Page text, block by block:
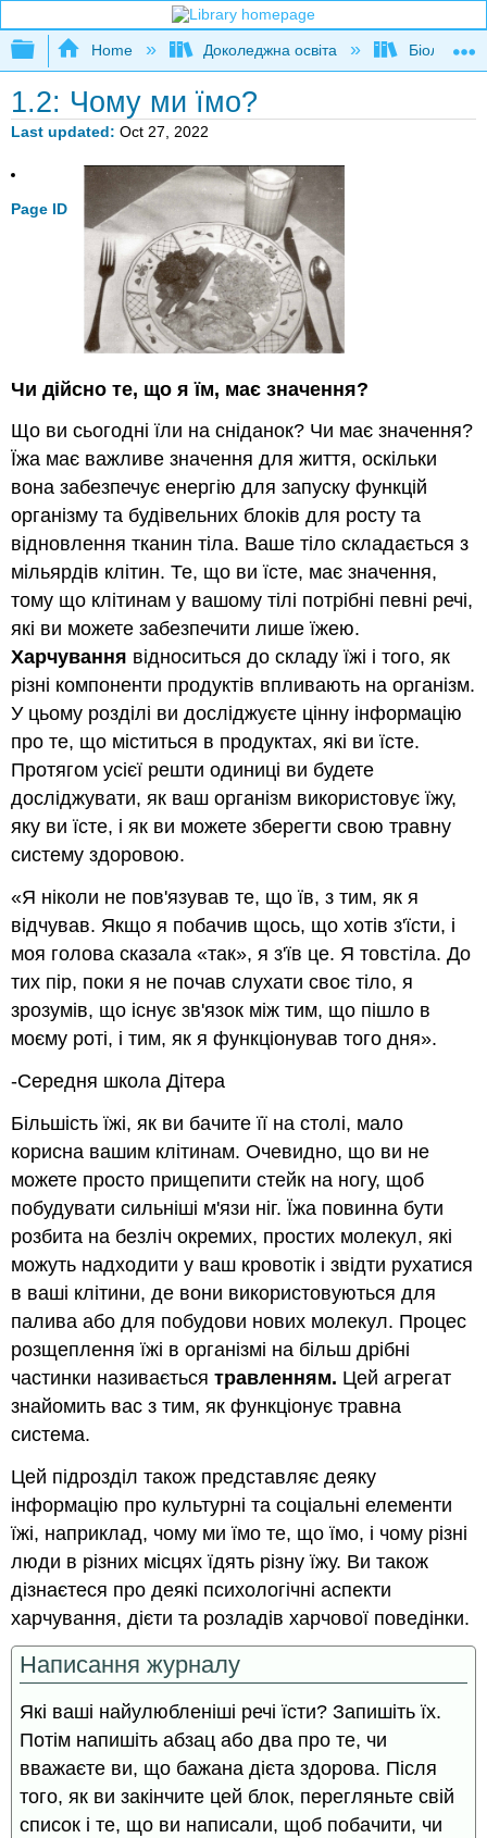
Expand/collapse global hierarchy
Home Доколеджна освіта Біологія
1.2: Чому ми їмо?
Last updated Oct 27, 2022
Page ID
Чи дійсно те, що я їм, має значення?
Що ви сьогодні їли на сніданок? Чи має значення?
Їжа має важливе значення для життя, оскільки
вона забезпечує енергію для запуску функцій
організму та будівельних блоків для росту та
відновлення тканин тіла. Ваше тіло складається з
мільярдів клітин. Те, що ви їсте, має значення,
тому що клітинам у вашому тілі потрібні певні речі,
які ви можете забезпечити лише їжею.
Харчування відноситься до складу їжі і того, як
різні компоненти продуктів впливають на організм.
У цьому розділі ви досліджуєте цінну інформацію
про те, що міститься в продуктах, які ви їсте.
Протягом усієї решти одиниці ви будете
досліджувати, як ваш організм використовує їжу,
яку ви їсте, і як ви можете зберегти свою травну
систему здоровою.
«Я ніколи не пов'язував те, що їв, з тим, як я
відчував. Якщо я побачив щось, що хотів з'їсти, і
моя голова сказала «так», я з'їв це. Я товстіла. До
тих пір, поки я не почав слухати своє тіло, я
зрозумів, що існує зв'язок між тим, що пішло в
моєму роті, і тим, як я функціонував того дня».
-Середня школа Дітера
Більшість їжі, як ви бачите її на столі, мало
корисна вашим клітинам. Очевидно, що ви не
можете просто прищепити стейк на ногу, щоб
побудувати сильніші м'язи ніг. Їжа повинна бути
розбита на безліч окремих, простих молекул, які
можуть надходити у ваш кровотік і звідти рухатися
в ваші клітини, де вони використовуються для
палива або для побудови нових молекул. Процес
розщеплення їжі в організмі на більш дрібні
частинки називаєтьсятравленням. Цей агрегат
знайомить вас з тим, як функціонує травна
система.
Цей підрозділ також представляє деяку
інформацію про культурні та соціальні елементи
їжі, наприклад, чому ми їмо те, що їмо, і чому різні
люди в різних місцях їдять різну їжу. Ви також
дізнаєтеся про деякі психологічні аспекти
харчування, дієти та розладів харчової поведінки.
Написання журналу
Які ваші найулюбленіші речі їсти? Запишіть їх.
Потім напишіть абзац або два про те, чи
вважаєте ви, що бажана дієта здорова. Після
того, як ви закінчите цей блок, перегляньте свій
список і те, що ви написали, щоб побачити, чи